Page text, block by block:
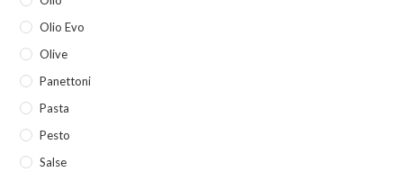
Olio Evo
Olive
Panettoni
Pasta
Pesto
Salse